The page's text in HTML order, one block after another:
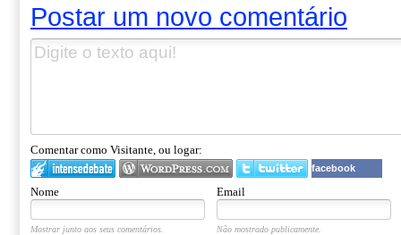
Postar um novo comentário
Comentar como Visitante, ou logar:
facebook
Nome Email
Mostrar junto aos seus comentários. Não mostrado publicamente.